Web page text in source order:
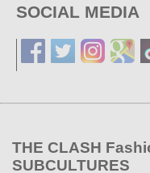
SOCIAL MEDIA
THE CLASH
SUBCULTURES